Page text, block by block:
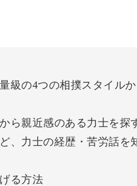
を
に楽しめるのも魅力のひ
間はぐっと豊かに感じら
級の4つの相撲スタイル
ら親近感のある力士を探
、力士の経歴・苦労話を
る方法